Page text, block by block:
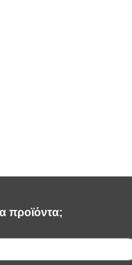
προϊόντα;